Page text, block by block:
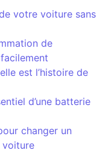
votre voiture sans
de
est l’histoire de
d’une batterie
changer un
voiture